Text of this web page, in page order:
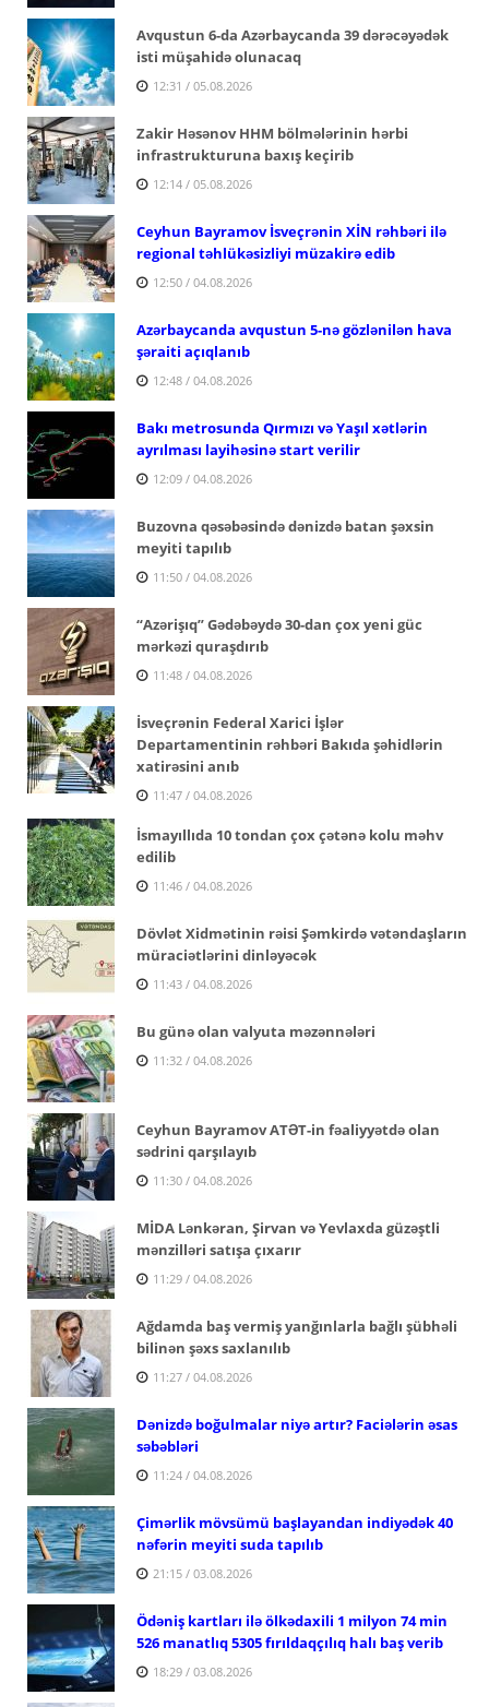
Avqustun 6-da Azərbaycanda 39 dərəcəyədək
isti müşahidə olunacaq
12:31 / 05.08.2026
Zakir Həsənov HHM bölmələrinin hərbi
infrastrukturuna baxış keçirib
12:14 / 05.08.2026
Ceyhun Bayramov İsveçrənin XİN rəhbəri ilə
regional təhlükəsizliyi müzakirə edib
12:50 / 04.08.2026
Azərbaycanda avqustun 5-nə gözlənilən hava
şəraiti açıqlanıb
12:48 / 04.08.2026
Bakı metrosunda Qırmızı və Yaşıl xətlərin
ayrılması layihəsinə start verilir
12:09 / 04.08.2026
Buzovna qəsəbəsində dənizdə batan şəxsin
meyiti tapılıb
11:50 / 04.08.2026
“Azərişıq” Gədəbəydə 30-dan çox yeni güc
mərkəzi quraşdırıb
11:48 / 04.08.2026
İsveçrənin Federal Xarici İşlər
Departamentinin rəhbəri Bakıda şəhidlərin
xatirəsini anıb
11:47 / 04.08.2026
İsmayıllıda 10 tondan çox çətənə kolu məhv
edilib
11:46 / 04.08.2026
Dövlət Xidmətinin rəisi Şəmkirdə vətəndaşların
müraciətlərini dinləyəcək
11:43 / 04.08.2026
Bu günə olan valyuta məzənnələri
11:32 / 04.08.2026
Ceyhun Bayramov ATƏT-in fəaliyyətdə olan
sədrini qarşılayıb
11:30 / 04.08.2026
MİDA Lənkəran, Şirvan və Yevlaxda güzəştli
mənzilləri satışa çıxarır
11:29 / 04.08.2026
Ağdamda baş vermiş yanğınlarla bağlı şübhəli
bilinən şəxs saxlanılıb
11:27 / 04.08.2026
Dənizdə boğulmalar niyə artır? Faciələrin əsas
səbəbləri
11:24 / 04.08.2026
Çimərlik mövsümü başlayandan indiyədək 40
nəfərin meyiti suda tapılıb
21:15 / 03.08.2026
Ödəniş kartları ilə ölkədaxili 1 milyon 74 min
526 manatlıq 5305 fırıldaqçılıq halı baş verib
18:29 / 03.08.2026